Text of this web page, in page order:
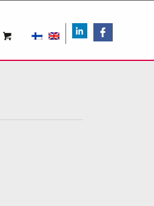
FB
LIn